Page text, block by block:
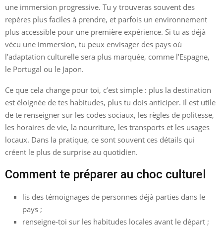
une immersion progressive. Tu y trouveras souvent des
repères plus faciles à prendre, et parfois un environnement
plus accessible pour une première expérience. Si tu as déjà
vécu une immersion, tu peux envisager des pays où
l’adaptation culturelle sera plus marquée, comme l’Espagne,
le Portugal ou le Japon.
Ce que cela change pour toi, c’est simple : plus la destination
est éloignée de tes habitudes, plus tu dois anticiper. Il est utile
de te renseigner sur les codes sociaux, les règles de politesse,
les horaires de vie, la nourriture, les transports et les usages
locaux. Dans la pratique, ce sont souvent ces détails qui
créent le plus de surprise au quotidien.
Comment te préparer au choc culturel
lis des témoignages de personnes déjà parties dans le
pays ;
renseigne-toi sur les habitudes locales avant le départ ;